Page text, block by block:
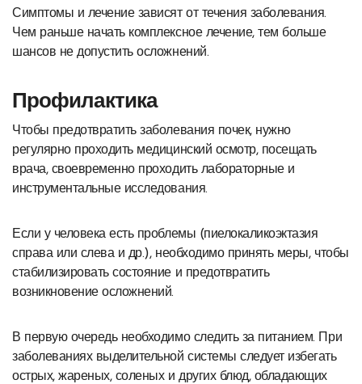
Симптомы и лечение зависят от течения заболевания.
Чем раньше начать комплексное лечение, тем больше
шансов не допустить осложнений.
Профилактика
Чтобы предотвратить заболевания почек, нужно
регулярно проходить медицинский осмотр, посещать
врача, своевременно проходить лабораторные и
инструментальные исследования.
Если у человека есть проблемы (пиелокаликоэктазия
справа или слева и др.), необходимо принять меры, чтобы
стабилизировать состояние и предотвратить
возникновение осложнений.
В первую очередь необходимо следить за питанием. При
заболеваниях выделительной системы следует избегать
острых, жареных, соленых и других блюд, обладающих